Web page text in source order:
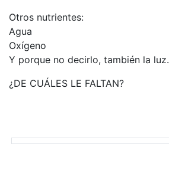
Otros nutrientes:
Agua
Oxígeno
Y porque no decirlo, también la luz.
¿DE CUÁLES LE FALTAN?